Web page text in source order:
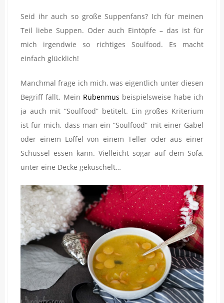
Seid ihr auch so große Suppenfans? Ich für meinen
Teil liebe Suppen. Oder auch Eintöpfe – das ist für
mich irgendwie so richtiges Soulfood. Es macht
einfach glücklich!
Manchmal frage ich mich, was eigentlich unter diesen
Begriff fällt. Mein Rübenmus beispielsweise habe ich
ja auch mit “Soulfood” betitelt. Ein großes Kriterium
ist für mich, dass man ein “Soulfood” mit einer Gabel
oder einem Löffel von einem Teller oder aus einer
Schüssel essen kann. Vielleicht sogar auf dem Sofa,
unter eine Decke gekuschelt…